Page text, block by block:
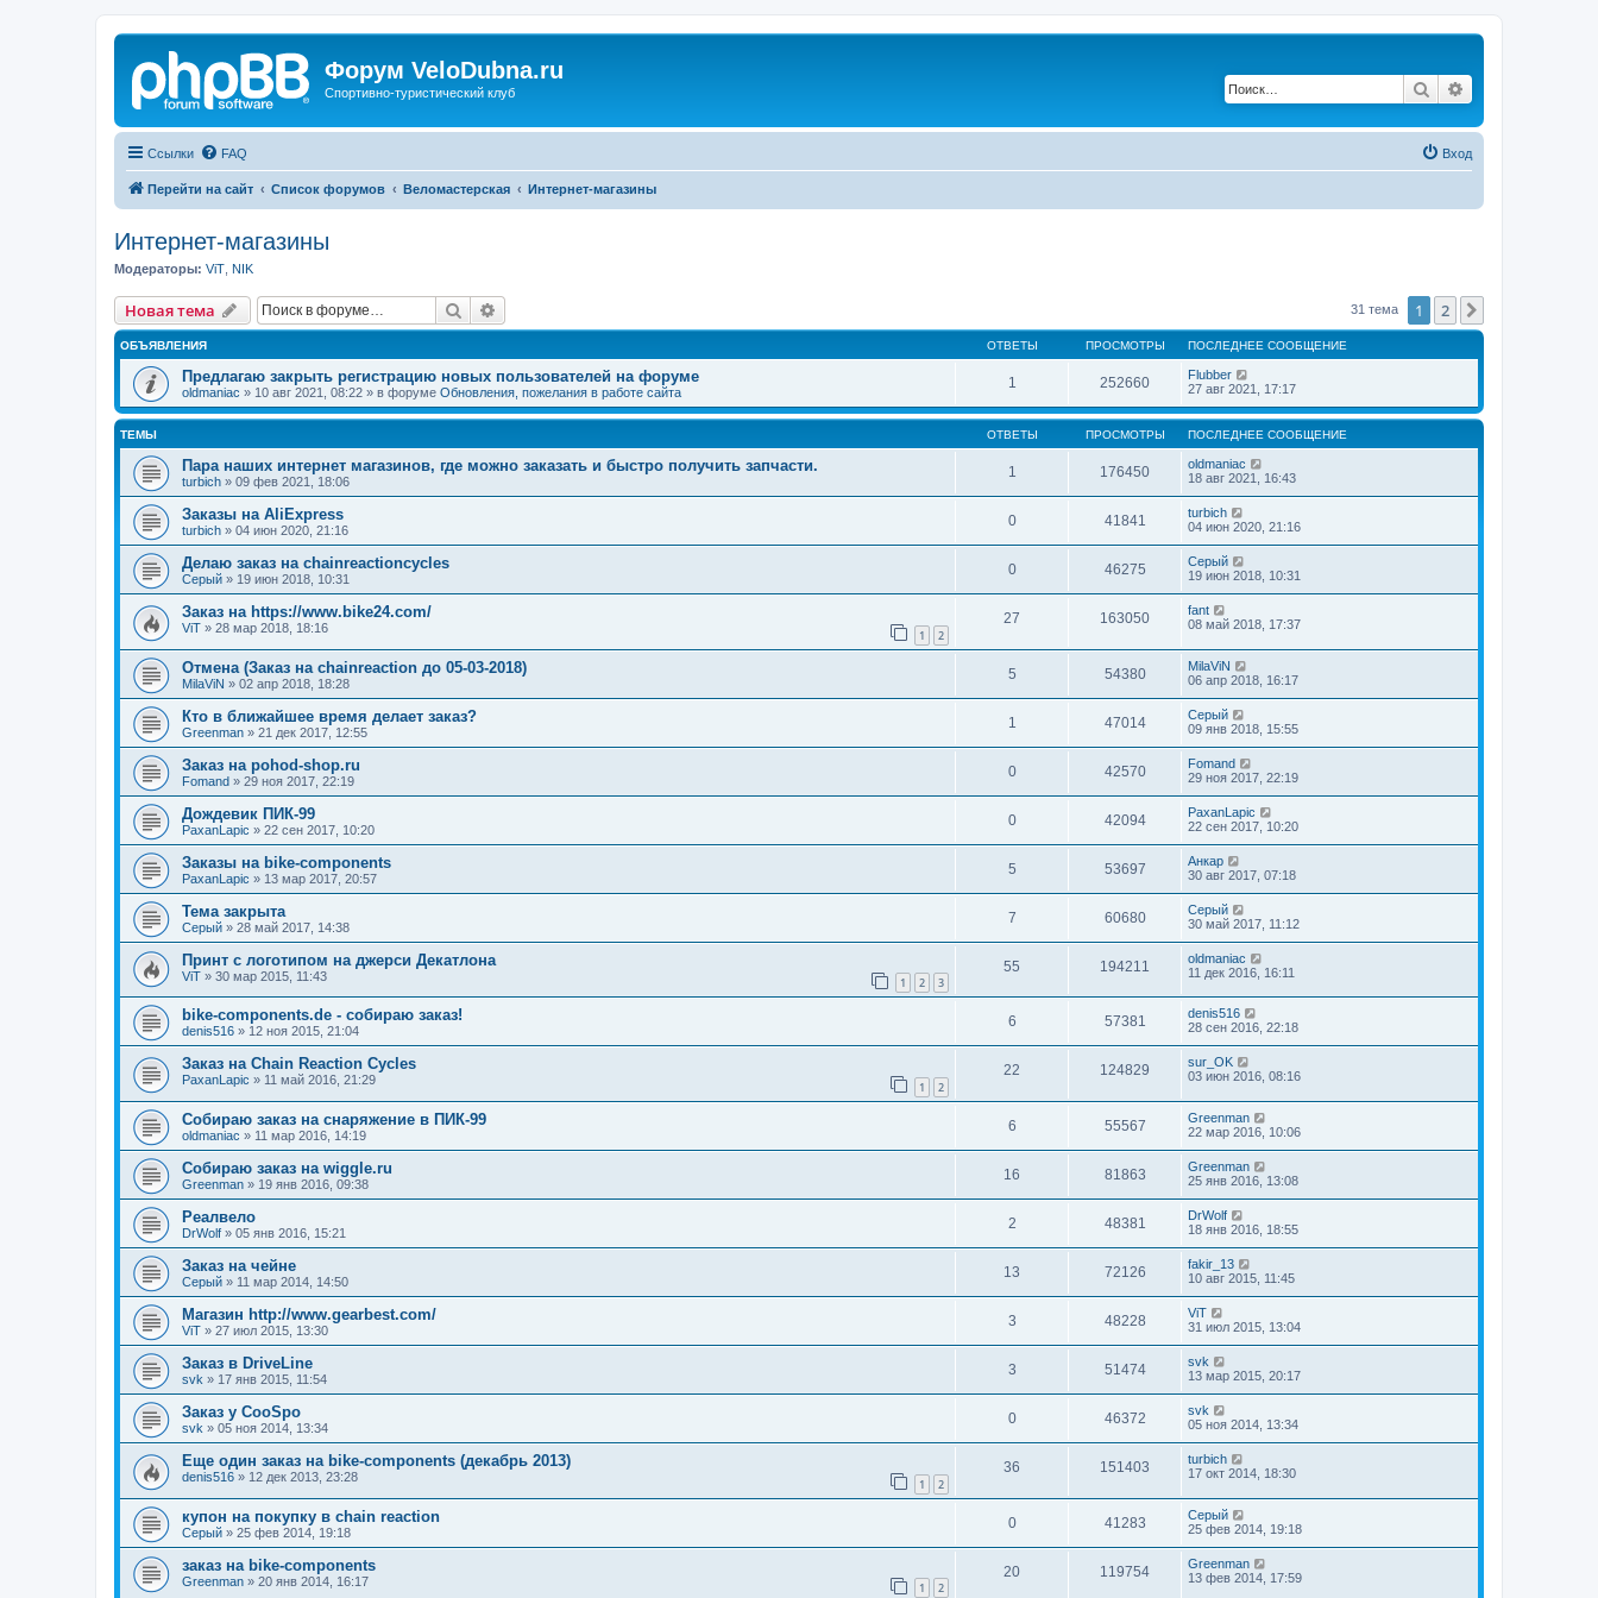
Форум VeloDubna.ru
Спортивно-туристический клуб Поиск
Ссылки FAQ Вход
Перейти на сайт Список форумов Веломастерская Интернет-магазины
Интернет-магазины
Модераторы: ViT NIK
Новая тема Поиск 31 тема 1 2
ОБЪЯВЛЕНИЯ ОТВЕТЫ ПРОСМОТРЫ ПОСЛЕДНЕЕ СООБЩЕНИЕ
Предлагаю закрыть регистрацию новых пользователей на форуме
oldmaniac » 10 авг 2021, 08:22 » в форуме Обновления, пожелания в работе сайта
1 252660
Flubber
27 авг 2021, 17:17
ТЕМЫ ОТВЕТЫ ПРОСМОТРЫ ПОСЛЕДНЕЕ СООБЩЕНИЕ
Пара наших интернет магазинов, где можно заказать и быстро получить запчасти.
turbich » 09 фев 2021, 18:06
1 176450
oldmaniac
18 авг 2021, 16:43
Заказы на AliExpress
turbich » 04 июн 2020, 21:16
0 41841
turbich
04 июн 2020, 21:16
Делаю заказ на chainreactioncycles
Серый » 19 июн 2018, 10:31
0 46275
Серый
19 июн 2018, 10:31
Заказ на https://www.bike24.com/
ViT » 28 мар 2018, 18:16 1 2
27 163050
fant
08 май 2018, 17:37
Отмена (Заказ на chainreaction до 05-03-2018)
MilaViN » 02 апр 2018, 18:28
5 54380
MilaViN
06 апр 2018, 16:17
Кто в ближайшее время делает заказ?
Greenman » 21 дек 2017, 12:55
1 47014
Серый
09 янв 2018, 15:55
Заказ на pohod-shop.ru
Fomand » 29 ноя 2017, 22:19
0 42570
Fomand
29 ноя 2017, 22:19
Дождевик ПИК-99
PaxanLapic » 22 сен 2017, 10:20
0 42094
PaxanLapic
22 сен 2017, 10:20
Заказы на bike-components
PaxanLapic » 13 мар 2017, 20:57
5 53697
Анкар
30 авг 2017, 07:18
Тема закрыта
Серый » 28 май 2017, 14:38
7 60680
Серый
30 май 2017, 11:12
Принт с логотипом на джерси Декатлона
ViT » 30 мар 2015, 11:43 1 2 3
55 194211
oldmaniac
11 дек 2016, 16:11
bike-components.de - собираю заказ!
denis516 » 12 ноя 2015, 21:04
6 57381
denis516
28 сен 2016, 22:18
Заказ на Chain Reaction Cycles
PaxanLapic » 11 май 2016, 21:29 1 2
22 124829
sur_OK
03 июн 2016, 08:16
Собираю заказ на снаряжение в ПИК-99
oldmaniac » 11 мар 2016, 14:19
6 55567
Greenman
22 мар 2016, 10:06
Собираю заказ на wiggle.ru
Greenman » 19 янв 2016, 09:38
16 81863
Greenman
25 янв 2016, 13:08
Реалвело
DrWolf » 05 янв 2016, 15:21
2 48381
DrWolf
18 янв 2016, 18:55
Заказ на чейне
Серый » 11 мар 2014, 14:50
13 72126
fakir_13
10 авг 2015, 11:45
Магазин http://www.gearbest.com/
ViT » 27 июл 2015, 13:30
3 48228
ViT
31 июл 2015, 13:04
Заказ в DriveLine
svk » 17 янв 2015, 11:54
3 51474
svk
13 мар 2015, 20:17
Заказ у CooSpo
svk » 05 ноя 2014, 13:34
0 46372
svk
05 ноя 2014, 13:34
Еще один заказ на bike-components (декабрь 2013)
denis516 » 12 дек 2013, 23:28 1 2
36 151403
turbich
17 окт 2014, 18:30
купон на покупку в сhain reaction
Серый » 25 фев 2014, 19:18
0 41283
Серый
25 фев 2014, 19:18
заказ на bike-components
Greenman » 20 янв 2014, 16:17 1 2
20 119754
Greenman
13 фев 2014, 17:59